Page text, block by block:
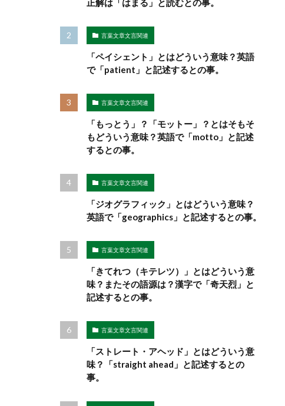
正解は「はまる」と読むとの事。
言葉文章文言関連
「ペイシェント」とはどういう意味？英語
で「patient」と記述するとの事。
言葉文章文言関連
「もっとう」？「モットー」？とはそもそ
もどういう意味？英語で「motto」と記述
するとの事。
言葉文章文言関連
「ジオグラフィック」とはどういう意味？
英語で「geographics」と記述するとの事。
言葉文章文言関連
「きてれつ（キテレツ）」とはどういう意
味？またその語源は？漢字で「奇天烈」と
記述するとの事。
言葉文章文言関連
「ストレート・アヘッド」とはどういう意
味？「straight ahead」と記述するとの
事。